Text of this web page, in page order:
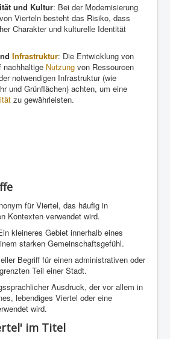
und Kultur: Bei der Modernisierung
Vierteln besteht das Risiko, dass
Charakter und kulturelle Identität
Infrastruktur: Die Entwicklung von
nachhaltige Nutzung von Ressourcen
notwendigen Infrastruktur (wie
und Grünflächen) achten, um eine
zu gewährleisten.
für Viertel, das häufig in
Kontexten verwendet wird.
kleineres Gebiet innerhalb eines
starken Gemeinschaftsgefühl.
Begriff für einen administrativen oder
Teil einer Stadt.
Ausdruck, der vor allem in
lebendiges Viertel oder eine
wird.
im Titel